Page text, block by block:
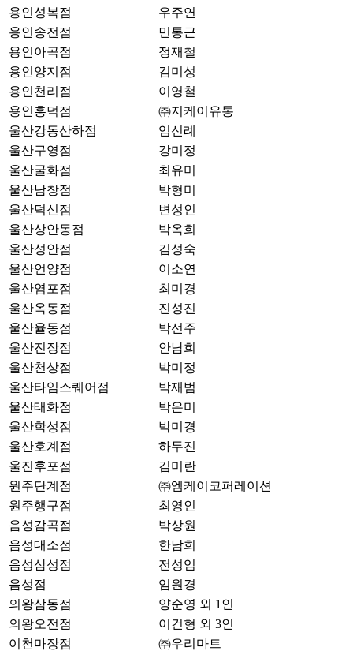
용인성복점
우주연
용인송전점
민통근
용인아곡점
정재철
용인양지점
김미성
용인천리점
이영철
용인흥덕점
㈜지케이유통
울산강동산하점
임신례
울산구영점
강미정
울산굴화점
최유미
울산남창점
박형미
울산덕신점
변성인
울산상안동점
박옥희
울산성안점
김성숙
울산언양점
이소연
울산염포점
최미경
울산옥동점
진성진
울산율동점
박선주
울산진장점
안남희
울산천상점
박미정
울산타임스퀘어점
박재범
울산태화점
박은미
울산학성점
박미경
울산호계점
하두진
울진후포점
김미란
원주단계점
㈜엠케이코퍼레이션
원주행구점
최영인
음성감곡점
박상원
음성대소점
한남희
음성삼성점
전성임
음성점
임원경
의왕삼동점
양순영 외 1인
의왕오전점
이건형 외 3인
이천마장점
㈜우리마트